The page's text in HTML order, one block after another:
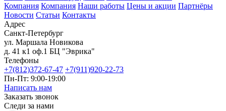
Компания Компания Наши работы Цены и акции Партнёры
Новости Статьи Контакты
Адрес
Санкт-Петербург
ул. Маршала Новикова
д. 41 к1 оф.1 БЦ "Эврика"
Телефоны
+7(812)372-67-47 +7(911)920-22-73
Пн-Пт: 9:00-19:00
Написать нам
Заказать звонок
Следи за нами